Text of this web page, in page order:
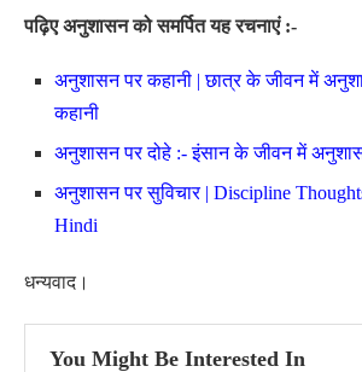
पढ़िए अनुशासन को समर्पित यह रचनाएं :-
अनुशासन पर कहानी | छात्र के जीवन में
कहानी
अनुशासन पर दोहे :- इंसान के जीवन में
अनुशासन पर सुविचार | Discipline
Hindi
धन्यवाद।
You Might Be Interested In